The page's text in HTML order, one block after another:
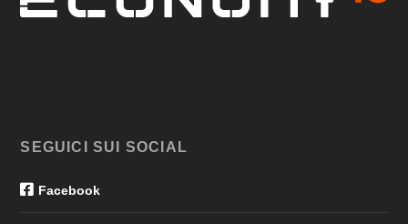
SEGUICI SUI SOCIAL
Facebook